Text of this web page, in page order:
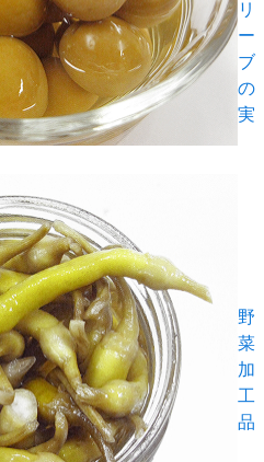
リ
ー
ブ
の
実
野
菜
加
工
品